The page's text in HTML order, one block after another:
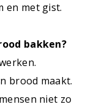
en met gist.
bakken?
brood maakt.
niet zo